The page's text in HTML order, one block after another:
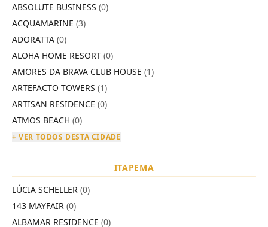
ABSOLUTE BUSINESS (0)
ACQUAMARINE (3)
ADORATTA (0)
ALOHA HOME RESORT (0)
AMORES DA BRAVA CLUB HOUSE (1)
ARTEFACTO TOWERS (1)
ARTISAN RESIDENCE (0)
ATMOS BEACH (0)
+ VER TODOS DESTA CIDADE
ITAPEMA
LÚCIA SCHELLER (0)
143 MAYFAIR (0)
ALBAMAR RESIDENCE (0)